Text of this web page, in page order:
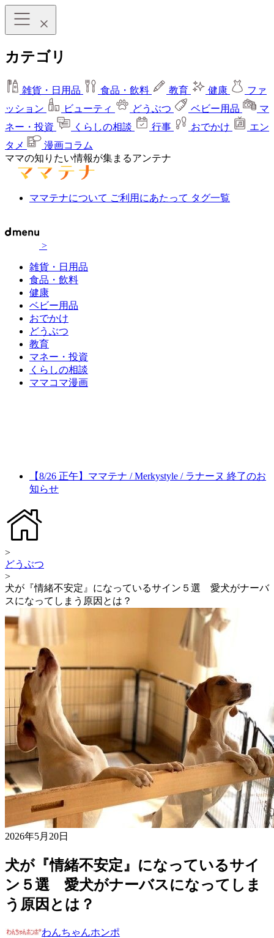
カテゴリ
雑貨・日用品 食品・飲料 教育 健康
ファ
ッション
ビューティ どうぶつ ベビー用品
マ
ネー・投資
くらしの相談 行事 おでかけ
エン
タメ
漫画コラム
ママの知りたい情報が集まるアンテナ
ママテナについて ご利用にあたって タグ一覧
>
雑貨・日用品
食品・飲料
健康
ベビー用品
おでかけ
どうぶつ
教育
マネー・投資
くらしの相談
ママコマ漫画
【8/26 正午】ママテナ / Merkystyle / ラナーヌ 終了のお
知らせ
>
どうぶつ
>
犬が『情緒不安定』になっているサイン５選 愛犬がナーバ
スになってしまう原因とは？
2026年5月20日
犬が『情緒不安定』になっているサイ
ン５選 愛犬がナーバスになってしま
う原因とは？
わんちゃんホンポ